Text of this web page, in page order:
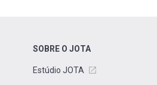
SOBRE O JOTA
Estúdio JOTA